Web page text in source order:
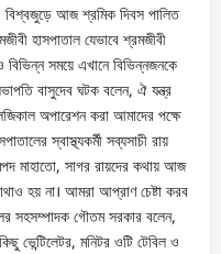
বিশ্বজুড়ে আজ শ্রমিক দিবস পালিত
হাসপাতাল যেভাবে শ্রমজীবী
বিভিন্ন সময়ে এখানে বিভিন্নজনকে
বাসুদেব ঘটক বলেন, ঐ যন্ত্র
অপারেশন করা আমাদের পক্ষে
স্বাস্থ্যকর্মী সব্যসাচী রায়
মাহাতো, সাগর রায়দের কথায় আজ
হয় না। আমরা আপ্রাণ চেষ্টা করব
সহসম্পাদক গৌতম সরকার বলেন,
মনিটর ওটি টেবিল ও